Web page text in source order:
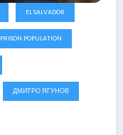
EL SALVADOR
PRISON POPULATION
ДМИТРО ЯГУНОВ